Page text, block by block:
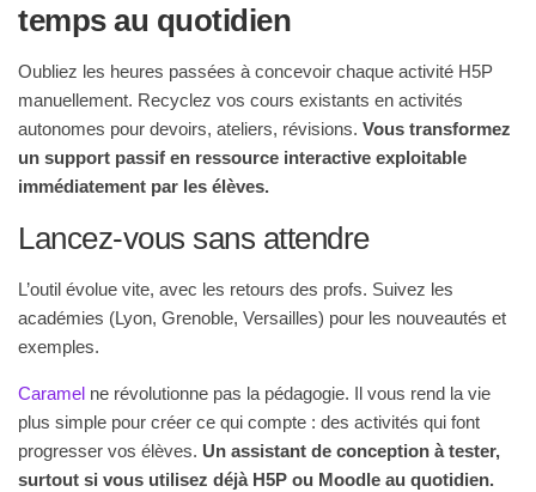
temps au quotidien
Oubliez les heures passées à concevoir chaque activité H5P
manuellement. Recyclez vos cours existants en activités
autonomes pour devoirs, ateliers, révisions. Vous transformez
un support passif en ressource interactive exploitable
immédiatement par les élèves.
Lancez-vous sans attendre
L’outil évolue vite, avec les retours des profs. Suivez les
académies (Lyon, Grenoble, Versailles) pour les nouveautés et
exemples.
Caramel ne révolutionne pas la pédagogie. Il vous rend la vie
plus simple pour créer ce qui compte : des activités qui font
progresser vos élèves. Un assistant de conception à tester,
surtout si vous utilisez déjà H5P ou Moodle au quotidien.